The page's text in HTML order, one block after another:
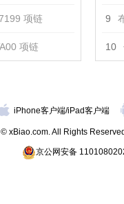
项链
项链
9
10
iPhone客户端/iPad客户端
xBiao.com. All Rights
京公网安备